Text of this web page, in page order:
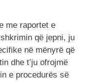
me raportet e
që jepni, ju
në mënyrë që
dhe t’ju ofrojmë
e procedurës së